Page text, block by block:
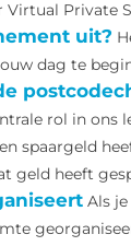
Private
uit?
dag te
rol in ons
spaargeld
geld heeft
Als